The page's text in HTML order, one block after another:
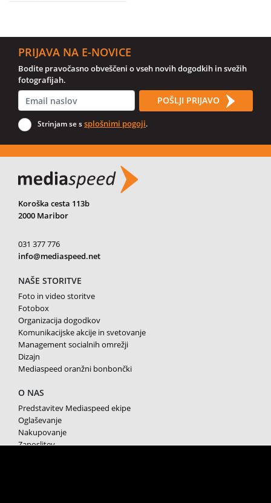
PRIJAVA NA E-NOVICE
Bodite pravočasno obveščeni o vseh novih dogodkih in svežih
fotografijah.
POŠLJI PRIJAVO
Strinjam se ssplošnimi pogoji.
Koroška cesta 113b
2000 Maribor
031 377 776
info@mediaspeed.net
NAŠE STORITVE
Foto in video storitve
Fotobox
Organizacija dogodkov
Komunikacijske akcije in svetovanje
Management socialnih omrežji
Dizajn
Mediaspeed oranžni bonbončki
O NAS
Predstavitev Mediaspeed ekipe
Oglaševanje
Nakupovanje
Zaposlitev